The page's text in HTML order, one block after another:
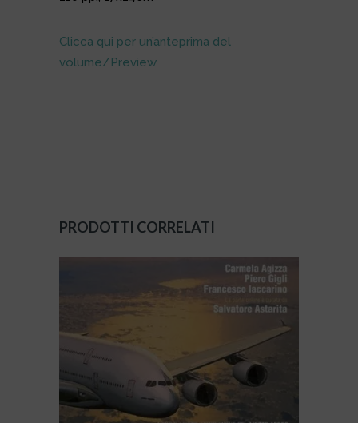
Clicca qui per un’anteprima del
volume/Preview
PRODOTTI CORRELATI